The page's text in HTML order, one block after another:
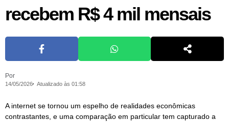
recebem R$ 4 mil mensais
Por
14/05/2026 Atualizado às 01:58
A internet se tornou um espelho de realidades econômicas
contrastantes, e uma comparação em particular tem capturado a